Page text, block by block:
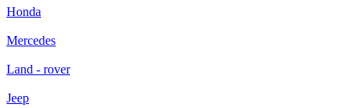
Honda
Mercedes
Land - rover
Jeep